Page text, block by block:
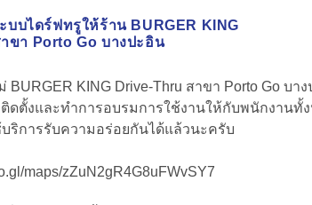
บบไดร์ฟทรูให้ร้าน BURGER KING
ขา Porto Go บางปะอิน
KING Drive-Thru สาขา Porto Go บา
ติดตั้งและทำการอบรมการใช้งานให้กับพนักงานทั้
บริการรับความอร่อยกันได้แล้วนะครับ
maps/zZuN2gR4G8uFWvSY7